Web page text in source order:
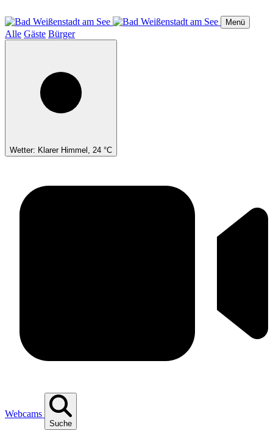
zum
Inhalt
Menü
Alle Gäste Bürger
Wetter: Klarer Himmel, 24 °C
Webcams
Suche